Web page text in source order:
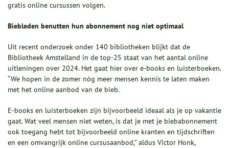
gratis online cursussen volgen.
Biebleden benutten hun abonnement nog niet optimaal
Uit recent onderzoek onder 140 bibliotheken blijkt dat de
Bibliotheek Amstelland in de top-25 staat van het aantal online
uitleningen over 2024. Het gaat hier over e-books en luisterboeken.
“We hopen in de zomer nóg meer mensen kennis te laten maken
met het online aanbod van de bieb.
E-books en luisterboeken zijn bijvoorbeeld ideaal als je op vakantie
gaat. Wat veel mensen niet weten, is dat je met je biebabonnement
ook toegang hebt tot bijvoorbeeld online kranten en tijdschriften
en een omvangrijk online cursusaanbod,” aldus Victor Honk,